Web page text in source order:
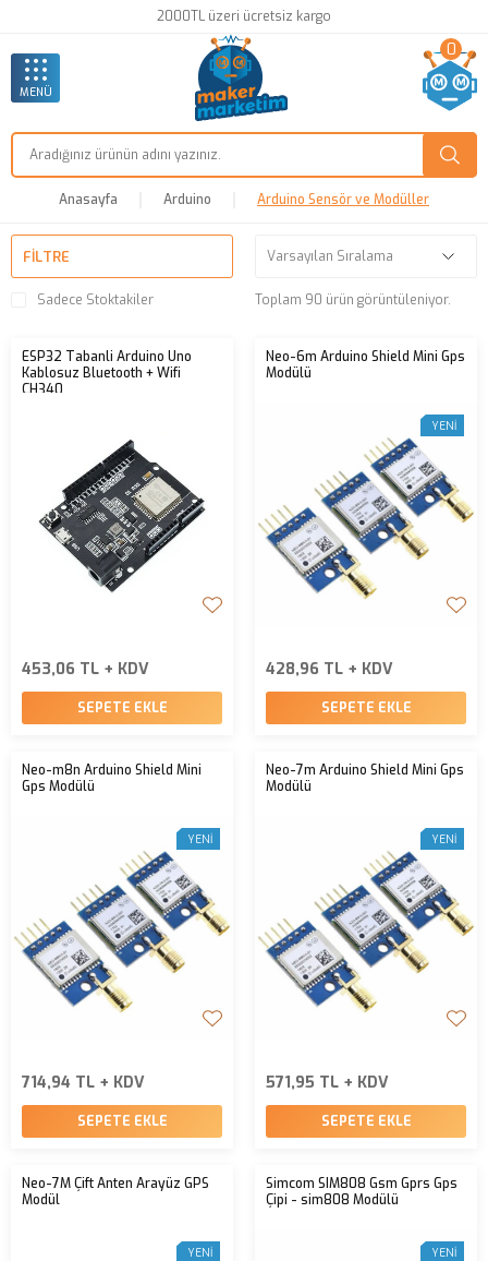
2000TL üzeri ücretsiz kargo
MENÜ
0
Anasayfa Arduino Arduino Sensör ve Modüller
FILTRE
Sadece Stoktakiler Toplam 90 ürün görüntüleniyor.
ESP32 Tabanli Arduino Uno
Kablosuz Bluetooth + Wifi
CH340
453,06 TL + KDV
SEPETE EKLE
Neo-6m Arduino Shield Mini Gps
Modülü
YENI
428,96 TL + KDV
SEPETE EKLE
Neo-m8n Arduino Shield Mini
Gps Modülü
YENI
714,94 TL + KDV
SEPETE EKLE
Neo-7m Arduino Shield Mini Gps
Modülü
YENI
571,95 TL + KDV
SEPETE EKLE
Neo-7M Çift Anten Arayüz GPS
Modül
YENI
Simcom SIM808 Gsm Gprs Gps
Çipi - sim808 Modülü
YENI